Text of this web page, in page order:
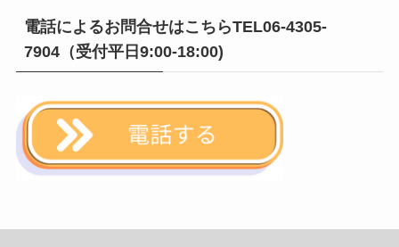
電話によるお問合せはこちらTEL06-4305-
7904（受付平日9:00-18:00)